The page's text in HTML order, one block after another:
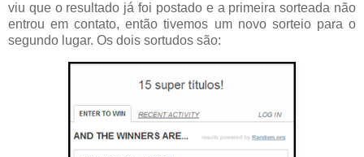
viu que o resultado já foi postado e a primeira sorteada não
entrou em contato, então tivemos um novo sorteio para o
segundo lugar. Os dois sortudos são: